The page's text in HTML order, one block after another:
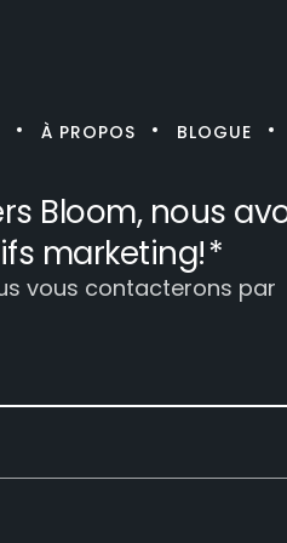
À PROPOS BLOGUE